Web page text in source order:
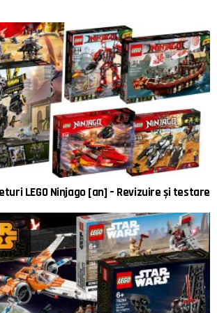
LEGO Ninjago [an] – Revizuire și testare